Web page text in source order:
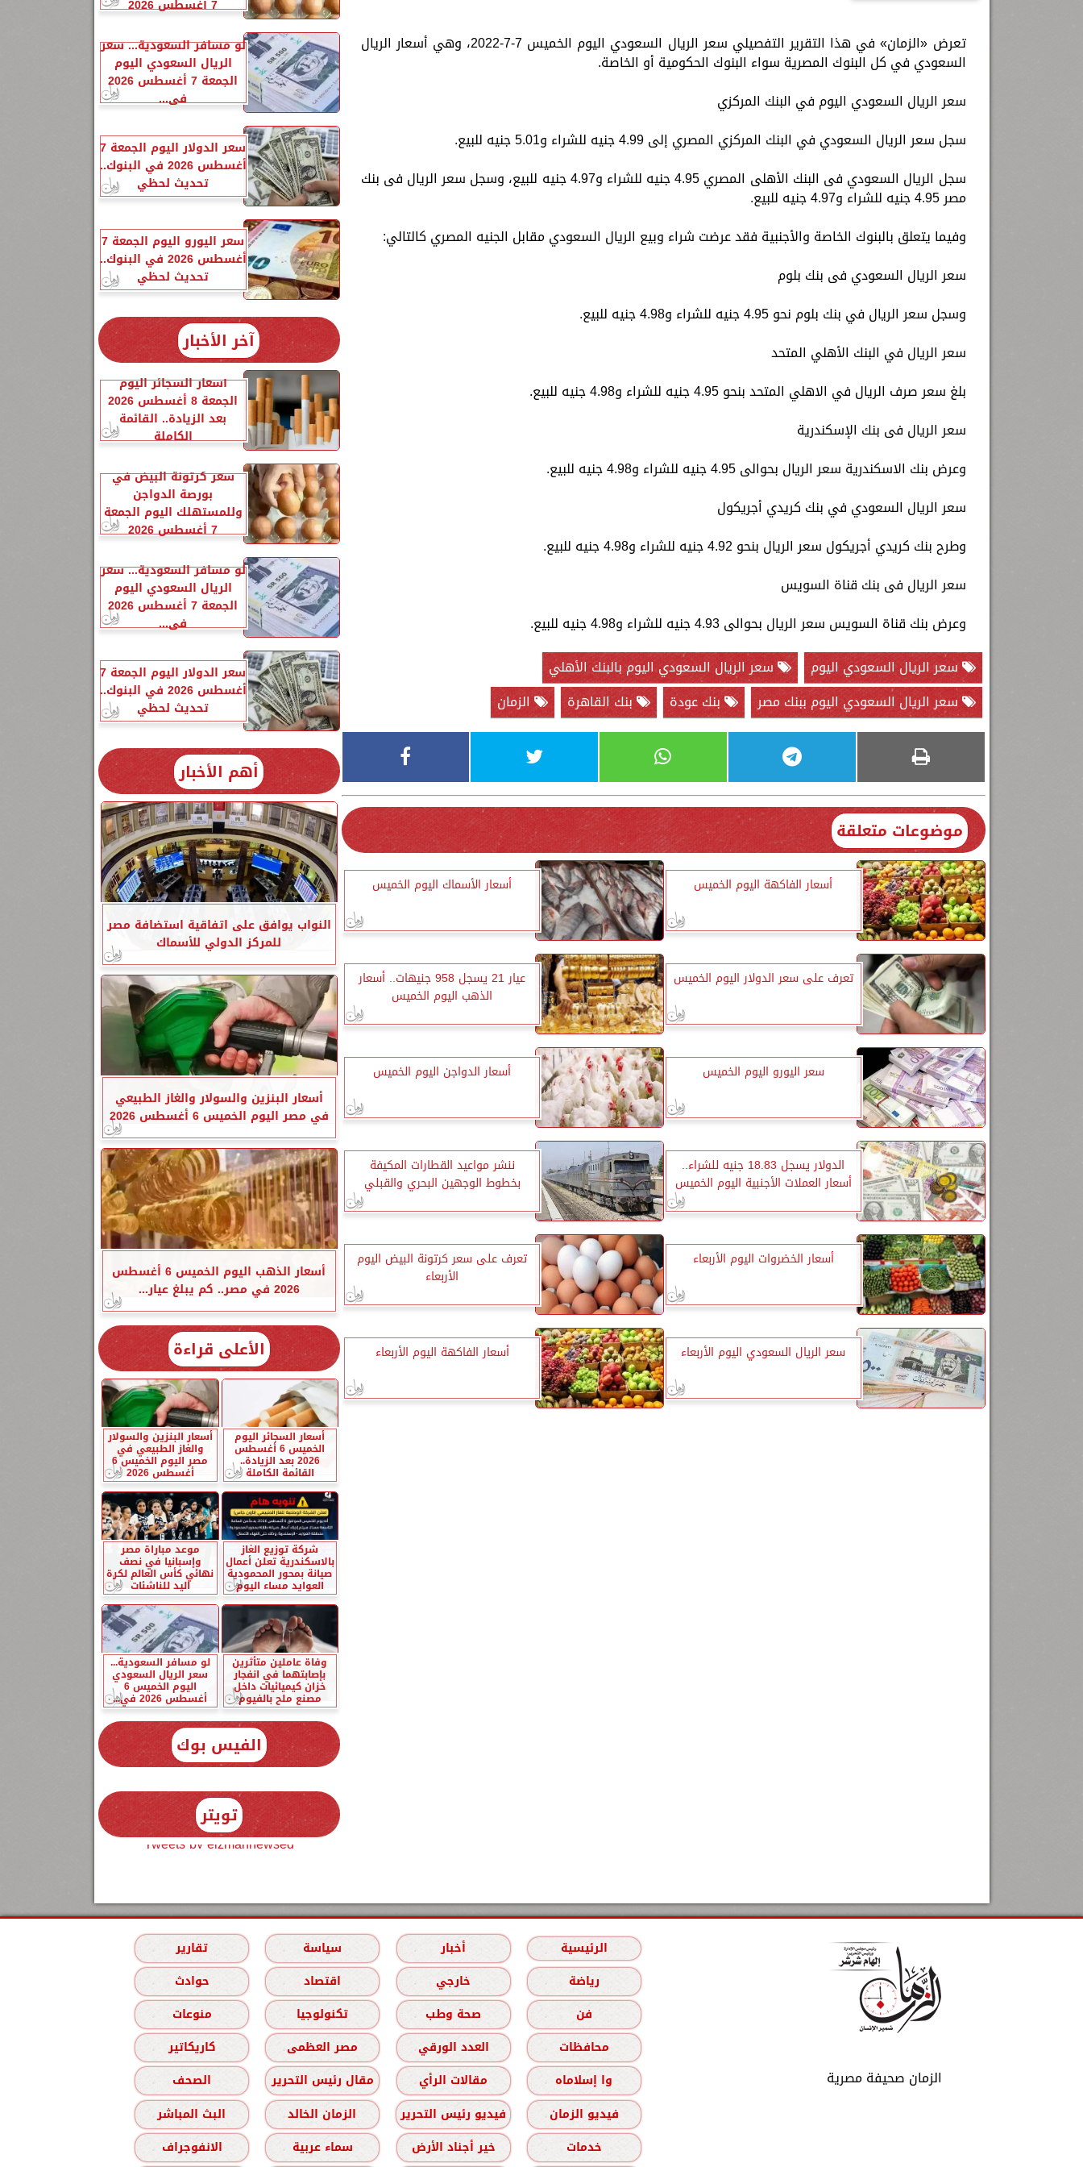
تعرض «الزمان» في هذا التقرير التفصيلي سعر الريال السعودي اليوم الخميس 7-7-2022، وهي أسعار الريال
السعودي في كل البنوك المصرية سواء البنوك الحكومية أو الخاصة.
سعر الريال السعودي اليوم في البنك المركزي
سجل سعر الريال السعودي في البنك المركزي المصري إلى 4.99 جنيه للشراء و5.01 جنيه للبيع.
سجل الريال السعودي فى البنك الأهلى المصري 4.95 جنيه للشراء و4.97 جنيه للبيع، وسجل سعر الريال فى بنك
مصر 4.95 جنيه للشراء و4.97 جنيه للبيع.
وفيما يتعلق بالبنوك الخاصة والأجنبية فقد عرضت شراء وبيع الريال السعودي مقابل الجنيه المصري كالتالي:
سعر الريال السعودي فى بنك بلوم
وسجل سعر الريال في بنك بلوم نحو 4.95 جنيه للشراء و4.98 جنيه للبيع.
سعر الريال في البنك الأهلي المتحد
بلغ سعر صرف الريال في الاهلي المتحد بنحو 4.95 جنيه للشراء و4.98 جنيه للبيع.
سعر الريال فى بنك الإسكندرية
وعرض بنك الاسكندرية سعر الريال بحوالى 4.95 جنيه للشراء و4.98 جنيه للبيع.
سعر الريال السعودي في بنك كريدي أجريكول
وطرح بنك كريدي أجريكول سعر الريال بنحو 4.92 جنيه للشراء و4.98 جنيه للبيع.
سعر الريال فى بنك قناة السويس
وعرض بنك قناة السويس سعر الريال بحوالى 4.93 جنيه للشراء و4.98 جنيه للبيع.
سعر الريال السعودي اليوم
سعر الريال السعودي اليوم بالبنك الأهلي
سعر الريال السعودي اليوم ببنك مصر
بنك عودة بنك القاهرة الزمان
موضوعات متعلقة
أسعار الفاكهة اليوم الخميس أسعار الأسماك اليوم الخميس
تعرف على سعر الدولار اليوم الخميس
عيار 21 يسجل 958 جنيهات.. أسعار
الذهب اليوم الخميس
سعر اليورو اليوم الخميس أسعار الدواجن اليوم الخميس
الدولار يسجل 18.83 جنيه للشراء..
أسعار العملات الأجنبية اليوم الخميس
ننشر مواعيد القطارات المكيفة
بخطوط الوجهين البحري والقبلي
أسعار الخضروات اليوم الأربعاء
تعرف على سعر كرتونة البيض اليوم
الأربعاء
سعر الريال السعودي اليوم الأربعاء أسعار الفاكهة اليوم الأربعاء
7 أغسطس 2026
لو مسافر السعودية... سعر
الريال السعودي اليوم
الجمعة 7 أغسطس 2026
في...
سعر الدولار اليوم الجمعة 7
أغسطس 2026 في البنوك..
تحديث لحظي
سعر اليورو اليوم الجمعة 7
أغسطس 2026 في البنوك..
تحديث لحظي
آخر الأخبار
أسعار السجائر اليوم
الجمعة 8 أغسطس 2026
بعد الزيادة.. القائمة
الكاملة
سعر كرتونة البيض في
بورصة الدواجن
وللمستهلك اليوم الجمعة
7 أغسطس 2026
لو مسافر السعودية... سعر
الريال السعودي اليوم
الجمعة 7 أغسطس 2026
في...
سعر الدولار اليوم الجمعة 7
أغسطس 2026 في البنوك..
تحديث لحظي
أهم الأخبار
النواب يوافق على اتفاقية استضافة مصر
للمركز الدولي للأسماك
أسعار البنزين والسولار والغاز الطبيعي
في مصر اليوم الخميس 6 أغسطس 2026
أسعار الذهب اليوم الخميس 6 أغسطس
2026 في مصر.. كم يبلغ عيار...
الأعلى قراءة
أسعار السجائر اليوم
الخميس 6 أغسطس
2026 بعد الزيادة..
القائمة الكاملة
أسعار البنزين والسولار
والغاز الطبيعي في
مصر اليوم الخميس 6
أغسطس 2026
شركة توزيع الغاز
بالاسكندرية تعلن أعمال
صيانة بمحور المحمودية
العوايد مساء اليوم
موعد مباراة مصر
وإسبانيا في نصف
نهائي كأس العالم لكرة
اليد للناشئات
وفاة عاملين متأثرين
بإصابتهما في انفجار
خزان كيميائيات داخل
مصنع ملح بالفيوم
لو مسافر السعودية...
سعر الريال السعودي
اليوم الخميس 6
أغسطس 2026 في...
الفيس بوك
تويتر
Tweets by elzmannewseg
الزمان صحيفة مصرية
الرئيسية أخبار سياسة
تقارير
رياضة
خارجي اقتصاد
حوادث
فن
صحة وطب تكنولوجيا
منوعات
محافظات
العدد الورقي مصر العظمى
كاريكاتير
وا إسلاماه
مقالات الرأي مقال رئيس التحرير
الصحف
فيديو الزمان
فيديو رئيس التحرير الزمان الخالد
البث المباشر
خدمات
خير أجناد الأرض سماء عربية الانفوجراف